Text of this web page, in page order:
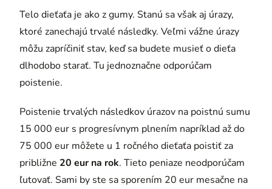
Telo dieťaťa je ako z gumy. Stanú sa však aj úrazy,
ktoré zanechajú trvalé následky. Veľmi vážne úrazy
môžu zapríčiniť stav, keď sa budete musieť o dieťa
dlhodobo starať. Tu jednoznačne odporúčam
poistenie.
Poistenie trvalých následkov úrazov na poistnú sumu
15 000 eur s progresívnym plnením napríklad až do
75 000 eur môžete u 1 ročného dieťaťa poistiť za
približne 20 eur na rok. Tieto peniaze neodporúčam
ľutovať. Sami by ste sa sporením 20 eur mesačne na